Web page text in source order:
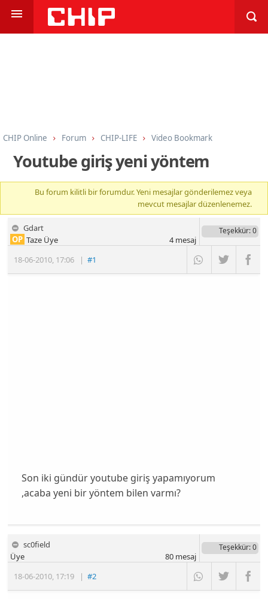
CHIP Online Forum CHIP-LIFE Video Bookmark
Youtube giriş yeni yöntem
Bu forum kilitli bir forumdur. Yeni mesajlar gönderilemez veya
mevcut mesajlar düzenlenemez.
Gdart
18-06-2010, 17:06 |#1
OP Taze Üye
Teşekkür: 0
4mesaj
Son iki gündür youtube giriş yapamıyorum
,acaba yeni bir yöntem bilen varmı?
sc0field
18-06-2010, 17:19 |#2
Üye
Teşekkür: 0
80mesaj